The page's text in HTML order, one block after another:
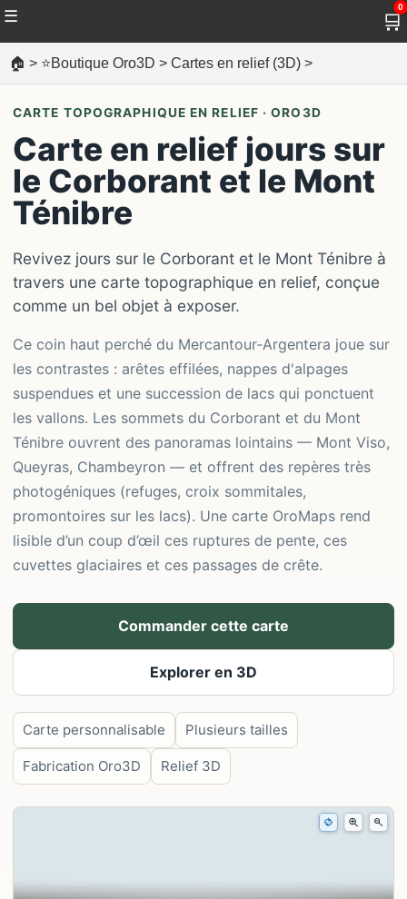
☰ 🛒
0
🏠 > ⭐Boutique Oro3D > Cartes en relief (3D) >
CARTE TOPOGRAPHIQUE EN RELIEF · ORO3D
Carte en relief jours sur
le Corborant et le Mont
Ténibre
Revivez jours sur le Corborant et le Mont Ténibre à
travers une carte topographique en relief, conçue
comme un bel objet à exposer.
Ce coin haut perché du Mercantour‑Argentera joue sur
les contrastes : arêtes effilées, nappes d'alpages
suspendues et une succession de lacs qui ponctuent
les vallons. Les sommets du Corborant et du Mont
Ténibre ouvrent des panoramas lointains — Mont Viso,
Queyras, Chambeyron — et offrent des repères très
photogéniques (refuges, croix sommitales,
promontoires sur les lacs). Une carte OroMaps rend
lisible d’un coup d’œil ces ruptures de pente, ces
cuvettes glaciaires et ces passages de crête.
Commander cette carte
Explorer en 3D
Carte personnalisable Plusieurs tailles
Fabrication Oro3D Relief 3D